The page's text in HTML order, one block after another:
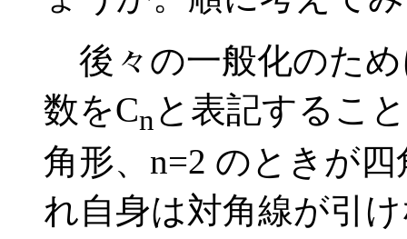
後々の一般化のた
数をCnと表記するこ
角形、n=2 のときが
れ自身は対角線が引